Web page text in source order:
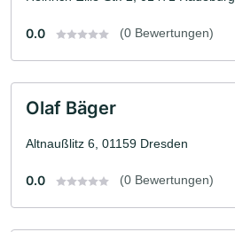
0.0 (0 Bewertungen)
Olaf Bäger
Altnaußlitz 6, 01159 Dresden
0.0 (0 Bewertungen)